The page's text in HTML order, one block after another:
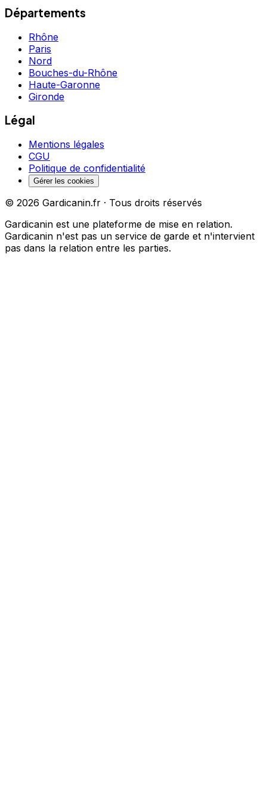
Départements
Rhône
Paris
Nord
Bouches-du-Rhône
Haute-Garonne
Gironde
Légal
Mentions légales
CGU
Politique de confidentialité
Gérer les cookies
© 2026 Gardicanin.fr · Tous droits réservés
Gardicanin est une plateforme de mise en relation.
Gardicanin n'est pas un service de garde et n'intervient
pas dans la relation entre les parties.